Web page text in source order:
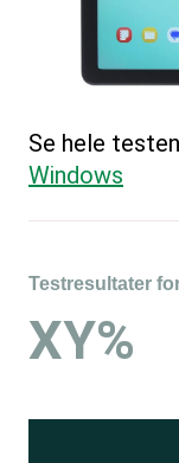
Se hele
Windows
Testresultater
XY%